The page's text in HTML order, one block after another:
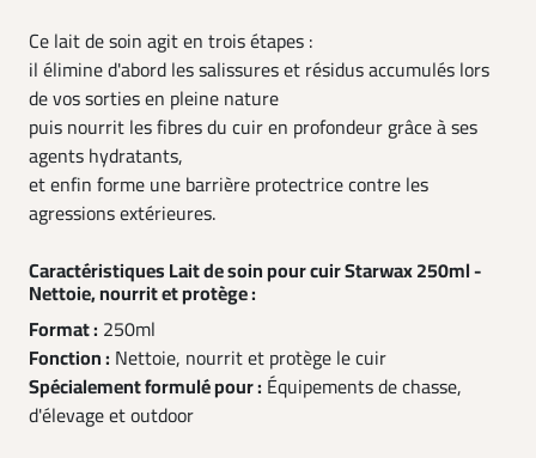
Ce lait de soin agit en trois étapes :
il élimine d'abord les salissures et résidus accumulés lors
de vos sorties en pleine nature
puis nourrit les fibres du cuir en profondeur grâce à ses
agents hydratants,
et enfin forme une barrière protectrice contre les
agressions extérieures.
Caractéristiques Lait de soin pour cuir Starwax 250ml -
Nettoie, nourrit et protège :
Format : 250ml
Fonction : Nettoie, nourrit et protège le cuir
Spécialement formulé pour : Équipements de chasse,
d'élevage et outdoor